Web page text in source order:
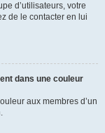
d’utilisateurs, votre
de le contacter en lui
dans une couleur
aux membres d’un